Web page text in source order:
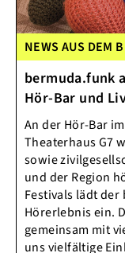
NEWS AUS DEM
bermuda.funk
Hör-Bar und
An der Hör-Bar
Theaterhaus G7
sowie
und der Region
Festivals lädt
Hörerlebnis ein.
gemeinsam mit
uns vielfältige